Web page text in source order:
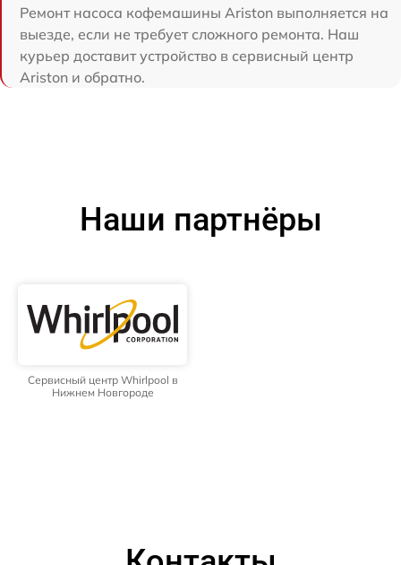
Ремонт насоса кофемашины Ariston выполняется на
выезде, если не требует сложного ремонта. Наш
курьер доставит устройство в сервисный центр
Ariston и обратно.
Наши партнёры
Сервисный центр Whirlpool в
Нижнем Новгороде